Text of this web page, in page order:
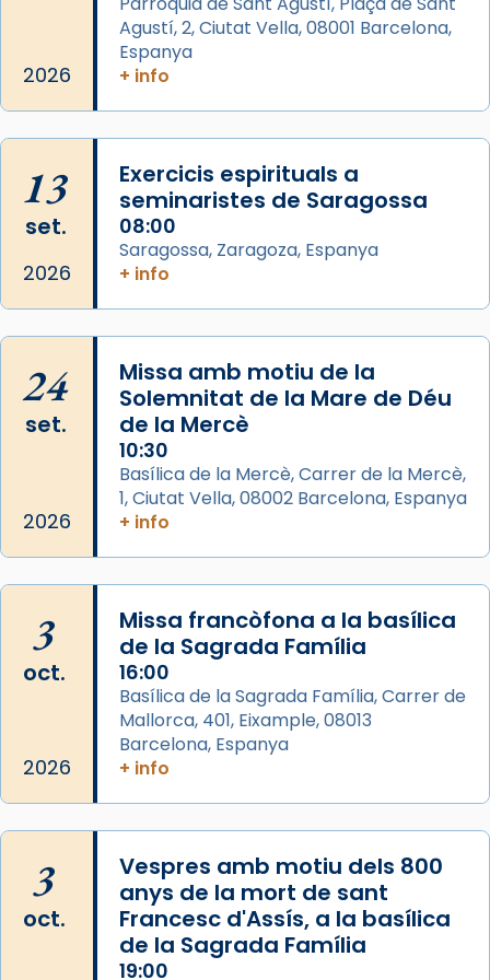
Arquebisbat de Barcelona
de Barcelona.
2 weeks ago
comitè organitzador de la visita apostòlica
del Sant Pare Lleó XIV a Barcelona, i als
col·laboradors, a la Catedral de Barcelona.
L’arquebisbe de Barcelona, el cardenal Joan
📸 Dr. G. Simón
Photo
View on Facebook ·
Arquebisbat de Barcelona
Memòria de les santes Juliana i
Semproniana, verges i màrtirs.
Acompanyant la història de sant Cugat, a
partir de l’Edat Mitjana sorgeix la tradició
que les santes Juliana (“relatiu a Júlia”) i
Semproniana (“relatiu a Semprònia =
eterna”) són deixebles seves. I l’any 1667, el
frare Joan Gaspar Roig, afirma en una obra
que les santes són filles de l’antiga Iluro.
Mataró en reivindicarà les relíquies fins que
les aconseguirà el 1772. L’ofici que es canta
a la “Missa de les Santes” (“Missa de
Glòria”) fou composta el 1848 per Mn.
Manuel Blanch, amb aire d’òpera
2026
Agustí, 2, Ciutat Vella, 08001 Barcelona,
Espanya
+ info
13
set.
2026
Exercicis espirituals a
seminaristes de Saragossa
08:00
Saragossa, Zaragoza, Espanya
+ info
24
set.
2026
Missa amb motiu de la
Solemnitat de la Mare de Déu
de la Mercè
10:30
Basílica de la Mercè, Carrer de la Mercè,
1, Ciutat Vella, 08002 Barcelona, Espanya
+ info
3
oct.
2026
Missa francòfona a la basílica
de la Sagrada Família
16:00
Basílica de la Sagrada Família, Carrer de
Mallorca, 401, Eixample, 08013
Barcelona, Espanya
+ info
3
oct.
Vespres amb motiu dels 800
anys de la mort de sant
Francesc d'Assís, a la basílica
de la Sagrada Família
19:00